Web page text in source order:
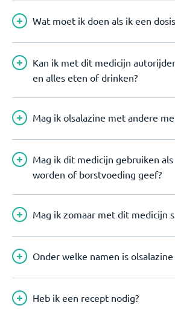
Wat moet ik doen als ik een
Kan ik met dit medicijn
en alles eten of drinken?
Mag ik olsalazine met andere
Mag ik dit medicijn gebruiken
worden of borstvoeding geef?
Mag ik zomaar met dit medicijn
Onder welke namen is
Heb ik een recept nodig?